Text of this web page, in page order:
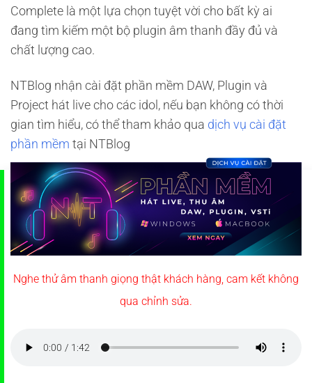
Complete là một lựa chọn tuyệt vời cho bất kỳ ai
đang tìm kiếm một bộ plugin âm thanh đầy đủ và
chất lượng cao.
NTBlog nhận cài đặt phần mềm DAW, Plugin và
Project hát live cho các idol, nếu bạn không có thời
gian tìm hiểu, có thể tham khảo qua dịch vụ cài đặt
phần mềm tại NTBlog
Nghe thử âm thanh giọng thật khách hàng, cam kết không
qua chỉnh sửa.